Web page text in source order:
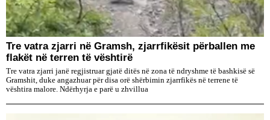
Tre vatra zjarri në Gramsh, zjarrfikësit përballen me
flakët në terren të vështirë
Tre vatra zjarri janë regjistruar gjatë ditës në zona të ndryshme të bashkisë së
Gramshit, duke angazhuar për disa orë shërbimin zjarrfikës në terrene të
vështira malore. Ndërhyrja e parë u zhvillua